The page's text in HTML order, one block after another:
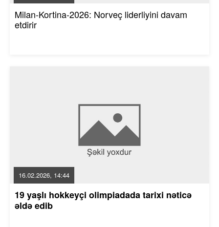
Milan-Kortina-2026: Norveç liderliyini davam
etdirir
16.02.2026, 14:44
19 yaşlı hokkeyçi olimpiadada tarixi nəticə
əldə edib